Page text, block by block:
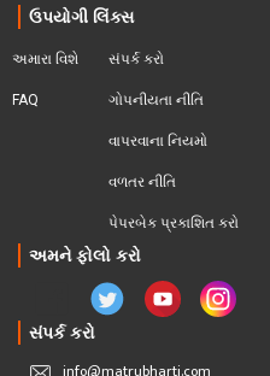
ઉપયોગી લિંક્સ
અમારા વિશે
FAQ
સંપર્ક કરો
ગોપનીયતા નીતિ
વાપરવાના નિયમો
વળતર નીતિ
પેપરબેક પ્રકાશિત કરો
અમને ફોલો કરો
સંપર્ક કરો
info@matrubharti.com